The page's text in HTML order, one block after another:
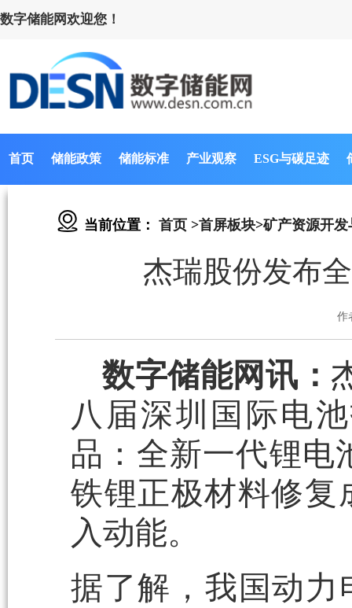
数字储能网欢迎您！
首页 储能政策 储能标准 产业观察 ESG与碳足迹
当前位置： 首页 >首屏板块>矿产资源开发
杰瑞股份发布
作
数字储能网讯：
八届深圳国际电
品：全新一代锂电
铁锂正极材料修复
入动能。
据了解，我国动力